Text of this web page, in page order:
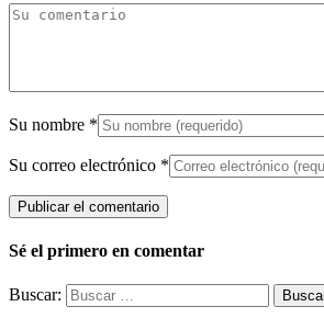
Su nombre *
Su correo electrónico *
Sé el primero en comentar
Buscar: